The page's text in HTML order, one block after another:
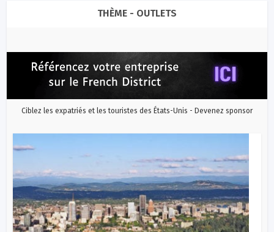
THÈME - OUTLETS
Ciblez les expatriés et les touristes des États-Unis - Devenez sponsor